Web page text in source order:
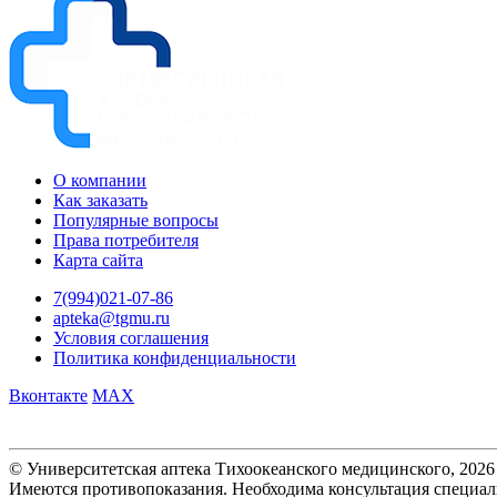
О компании
Как заказать
Популярные вопросы
Права потребителя
Карта сайта
7(994)021-07-86
apteka@tgmu.ru
Условия соглашения
Политика конфиденциальности
Вконтакте MAX
© Университетская аптека Тихоокеанского медицинского, 2026
Имеются противопоказания. Необходима консультация